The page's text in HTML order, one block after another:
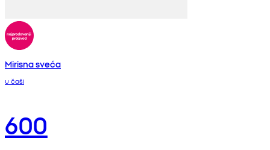
Mirisna sveća
u čaši
600